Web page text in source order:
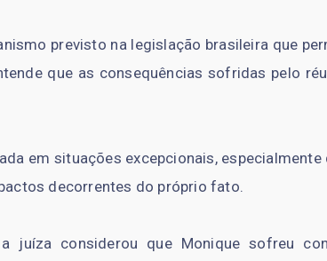
previsto na legislação brasileira que
que as consequências sofridas pelo
em situações excepcionais,
decorrentes do próprio fato.
juíza considerou que Monique sofreu